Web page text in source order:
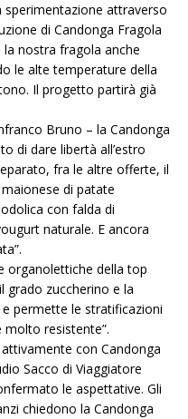
sperimentazione attraverso
di Candonga Fragola
la nostra fragola anche
le alte temperature della
Il progetto partirà già
Bruno – la Candonga
di dare libertà all’estro
fra le altre offerte, il
di patate
con falda di
naturale. E ancora
organolettiche della top
grado zuccherino e la
permette le stratificazioni
resistente”.
con Candonga
Sacco di Viaggiatore
le aspettative. Gli
chiedono la Candonga